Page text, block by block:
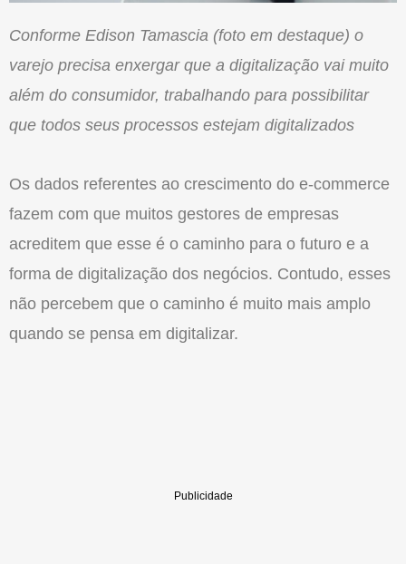
Conforme Edison Tamascia (foto em destaque) o
varejo precisa enxergar que a digitalização vai muito
além do consumidor, trabalhando para possibilitar
que todos seus processos estejam digitalizados
Os dados referentes ao crescimento do e-commerce
fazem com que muitos gestores de empresas
acreditem que esse é o caminho para o futuro e a
forma de digitalização dos negócios. Contudo, esses
não percebem que o caminho é muito mais amplo
quando se pensa em digitalizar.